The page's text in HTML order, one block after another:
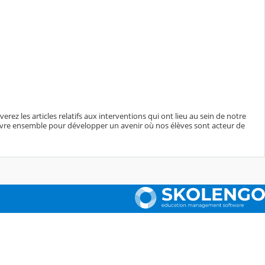
les articles relatifs aux interventions qui ont lieu au sein de notre
ensemble pour développer un avenir où nos élèves sont acteur de